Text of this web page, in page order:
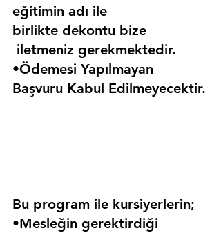
eğitimin adı ile
birlikte dekontu bize
iletmeniz gerekmektedir.
•Ödemesi Yapılmayan
Başvuru Kabul Edilmeyecektir.
Bu program ile kursiyerlerin;
•Mesleğin gerektirdiği